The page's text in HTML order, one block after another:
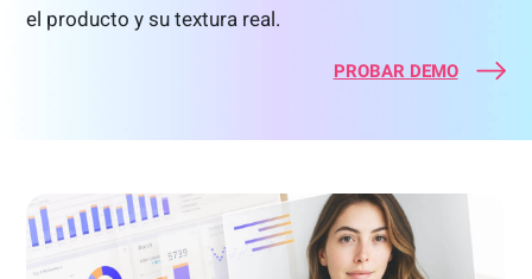
el producto y su textura real.
PROBAR DEMO